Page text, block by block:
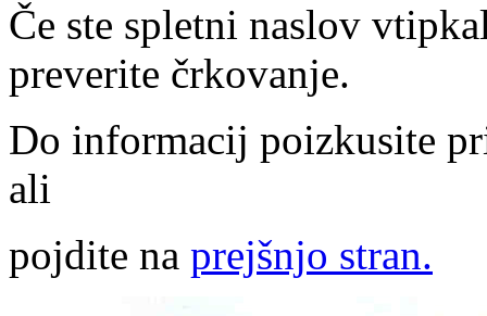
Če ste spletni naslov
preverite črkovanje.
Do informacij poizkusite
ali
pojdite na prejšnjo stran.